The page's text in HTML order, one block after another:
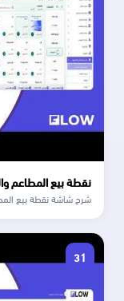
نقطة بيع المطاعم
شرح شاشة نقطة بيع
31